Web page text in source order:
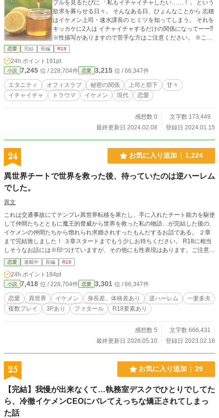
プルを見るたびに 「私もイチャイチャしたい……！」 という
欲求を募らせる日々。 そんなある日、ひょんなことから 志穂
はイケメン上司・速水課長の ヒミツを知ってしまう。 それを
キッカケに2人は イチャイチャするだけの関係になってーー⁉︎
※性描写がありますので苦手な方はご注意ください。 ※この
物語はフィクションです。登場する人物・団体・名称等は架
空であり、実在のものとは関係ありません。 ※この作品はエ
ブリスタ様にも掲載しています。
恋愛 完結 長編 R18
24h.ポイント 191pt
小説 7,245 位 / 228,704件 恋愛 3,215 位 / 66,347件
エタニティ オフィスラブ 秘密の関係 上司と部下
甘々
イチャイチャ
トラウマ イケメン 現代 恋愛
感想数 0
文字数 173,449
最終更新日 2024.02.08
登録日 2024.01.15
24 お気に入り追加 1,224
異世界チートで世界を救った後、待っていたのは逆ハーレム
でした。
異文
これは交通事故にてテンプレ異世界転移を果たし、手に入れたチート能力を駆使
して仲間たちとともに魔王的脅威から世界を救った私の物語…が完結した後の、
イケメンの仲間たちから惚れられ求婚されすったもんだするお話である。 ２章
まで完結致しました！ ３章スタートまでもう少しお待ちください。 R18に相当
しそうなお話には※印つけていますが、その他にも性表現はあります。ご注意下
さい。
恋愛 連載中 長編 R18
24h.ポイント 184pt
小説 7,418 位 / 228,704件 恋愛 3,301 位 / 66,347件
恋愛 異世界 イケメン 身長差、体格差あり 逆ハーレム
一妻多夫
複数プレイ
3Pあり ファタール R18要素あり
感想数 5
文字数 666,431
最終更新日 2026.05.10
登録日 2023.02.18
25 お気に入り追加 29
【完結】我慢が出来なくて…執務室デスクでひとりでしてた
ら、冷徹イケメンCEOにバレてえっちな矯正されてしまっ
た話